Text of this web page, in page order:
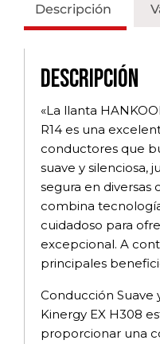
Descripción
Descripción
«La llanta
R14 es una
conductores que
suave y silenciosa,
segura en diversas
combina
cuidadoso para
excepcional. A
principales
Conducción Suave
Kinergy EX H308
proporcionar una